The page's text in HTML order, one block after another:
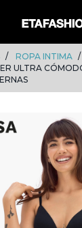
ROPA INTIMA
ULTRA